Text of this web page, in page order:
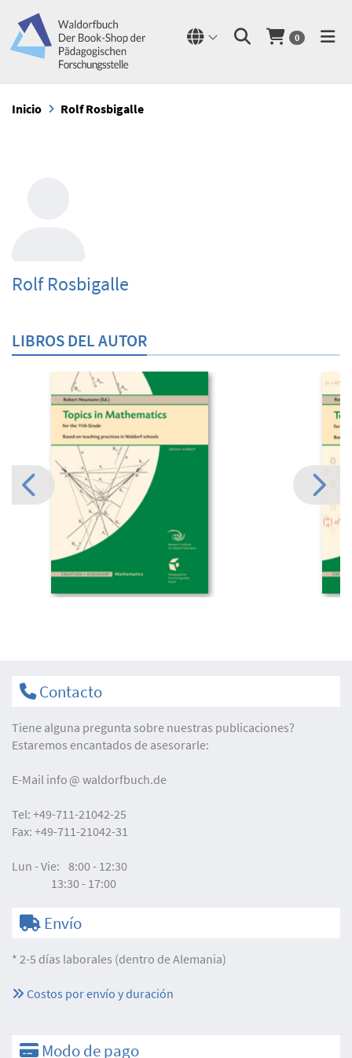
0
Inicio Rolf Rosbigalle
Rolf Rosbigalle
LIBROS DEL AUTOR
Contacto
Tiene alguna pregunta sobre nuestras publicaciones?
Estaremos encantados de asesorarle:
E-Mail info waldorfbuch.de
Tel: +49-711-21042-25
Fax: +49-711-21042-31
Lun - Vie: 8:00 - 12:30
13:30 - 17:00
Envío
* 2-5 días laborales (dentro de Alemania)
Costos por envío y duración
Modo de pago